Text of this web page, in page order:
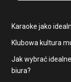
Karaoke jako
Klubowa kultura
Jak wybrać
biura?